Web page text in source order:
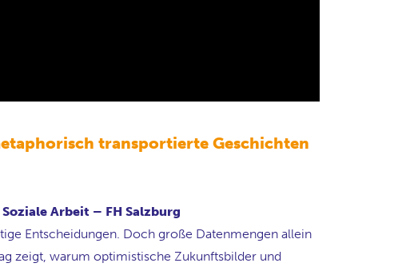
transportierte Geschichten
Arbeit – FH Salzburg
Entscheidungen. Doch große Datenmengen allein
zeigt, warum optimistische Zukunftsbilder und